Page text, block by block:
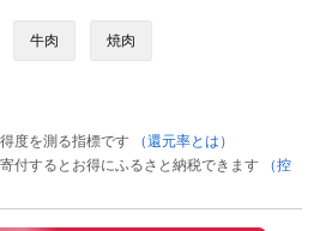
牛肉 焼肉
度を測る指標です
（還元率とは）
付するとお得にふるさと納税できます
（控